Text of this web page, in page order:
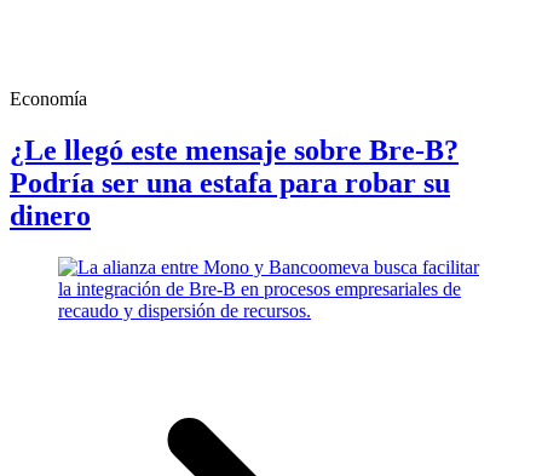
Economía
¿Le llegó este mensaje sobre Bre-B?
Podría ser una estafa para robar su
dinero